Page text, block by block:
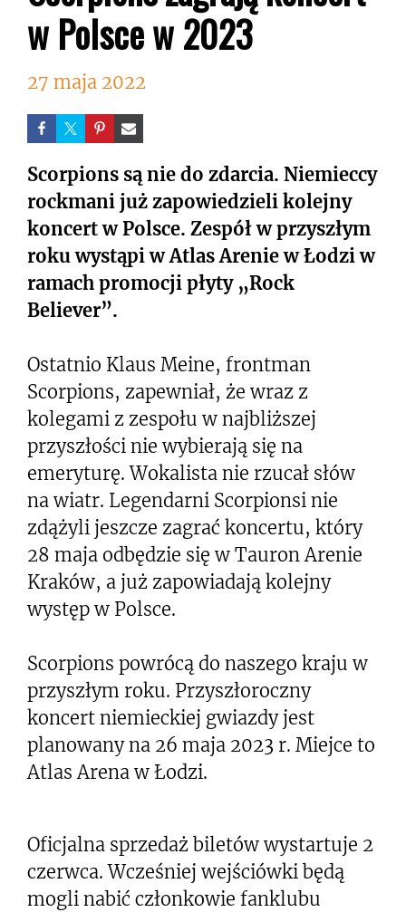
w Polsce w 2023
27 maja 2022
Scorpions są nie do zdarcia. Niemieccy
rockmani już zapowiedzieli kolejny
koncert w Polsce. Zespół w przyszłym
roku wystąpi w Atlas Arenie w Łodzi w
ramach promocji płyty „Rock
Believer”.
Ostatnio Klaus Meine, frontman
Scorpions, zapewniał, że wraz z
kolegami z zespołu w najbliższej
przyszłości nie wybierają się na
emeryturę. Wokalista nie rzucał słów
na wiatr. Legendarni Scorpionsi nie
zdążyli jeszcze zagrać koncertu, który
28 maja odbędzie się w Tauron Arenie
Kraków, a już zapowiadają kolejny
występ w Polsce.
Scorpions powrócą do naszego kraju w
przyszłym roku. Przyszłoroczny
koncert niemieckiej gwiazdy jest
planowany na 26 maja 2023 r. Miejce to
Atlas Arena w Łodzi.
Oficjalna sprzedaż biletów wystartuje 2
czerwca. Wcześniej wejściówki będą
mogli nabić członkowie fanklubu